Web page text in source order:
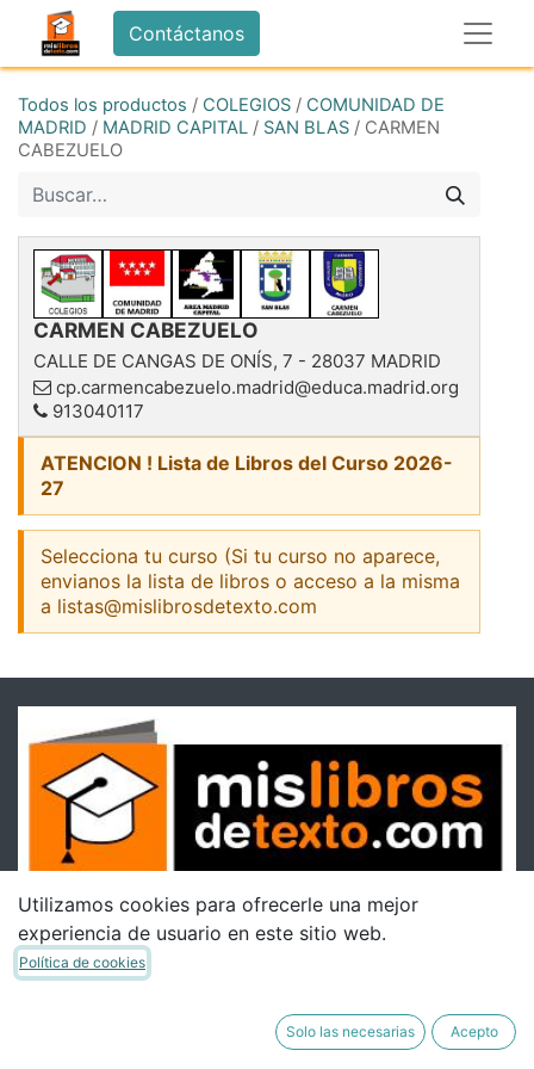
Contáctanos
Todos los productos / COLEGIOS / COMUNIDAD DE
MADRID / MADRID CAPITAL / SAN BLAS / CARMEN
CABEZUELO
CARMEN CABEZUELO
CALLE DE CANGAS DE ONÍS, 7 - 28037 MADRID
cp.carmencabezuelo.madrid@educa.madrid.org
913040117
ATENCION ! Lista de Libros del Curso 2026-
27
Selecciona tu curso (Si tu curso no aparece,
envianos la lista de libros o acceso a la misma
a listas@mislibrosdetexto.com
Utilizamos cookies para ofrecerle una mejor
experiencia de usuario en este sitio web.
Política de cookies
Solo las necesarias Acepto